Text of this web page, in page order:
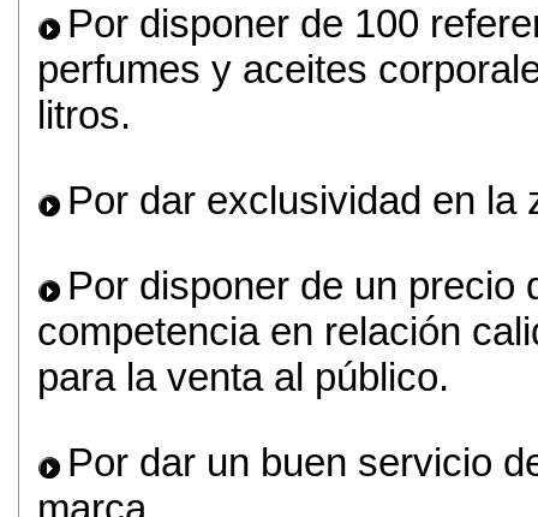
Por disponer de 100
perfumes y aceites
litros.
Por dar exclusividad en la
Por disponer de un precio
competencia en relación
para la venta al público.
Por dar un buen servicio
marca.